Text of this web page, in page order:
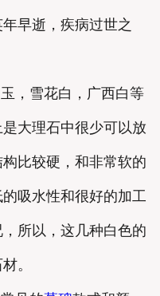
早逝，疾病过世之
，雪花白，广西白等
大理石中很少可以放
比较硬，和非常软的
吸水性和很好的加工
所以，这几种白色的
。